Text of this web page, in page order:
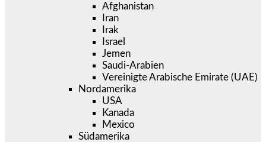
Afghanistan
Iran
Irak
Israel
Jemen
Saudi-Arabien
Vereinigte Arabische Emirate (UAE)
Nordamerika
USA
Kanada
Mexico
Südamerika